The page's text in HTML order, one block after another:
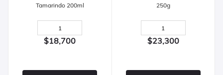
Tamarindo 200ml
$18,700
250g
$23,300